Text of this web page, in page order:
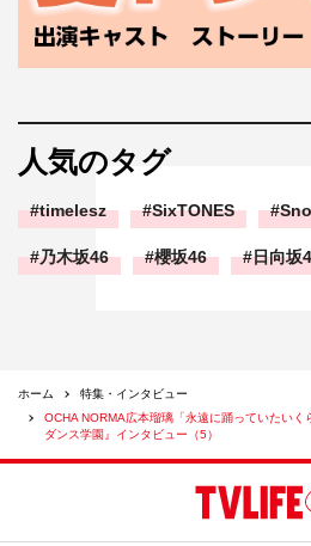
人気のタグ
timelesz SixTONES
乃木坂46 櫻坂46 日向坂
ホーム
特集・インタビュー
OCHA NORMA広本瑠璃「永遠に踊っていたい
ダンス学園』インタビュー（5）